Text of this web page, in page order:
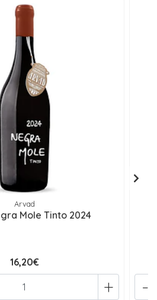
Arvad
Mole Tinto 2024
16,20€
+ -